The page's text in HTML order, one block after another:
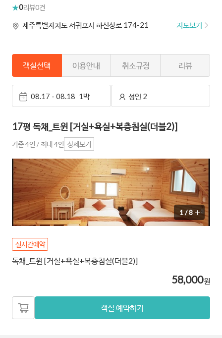
0리뷰0건
제주특별자치도 서귀포시 하신상로 174-21 지도보기
객실선택 이용안내 취소규정 리뷰
08.17 - 08.18 1박 성인 2
17평 독채_트윈 [거실+욕실+복층침실(더블2)]
기준 4인 / 최대 4인 상세보기
1/8
실시간예약
독채_트윈 [거실+욕실+복층침실(더블2)]
58,000원
객실 예약하기